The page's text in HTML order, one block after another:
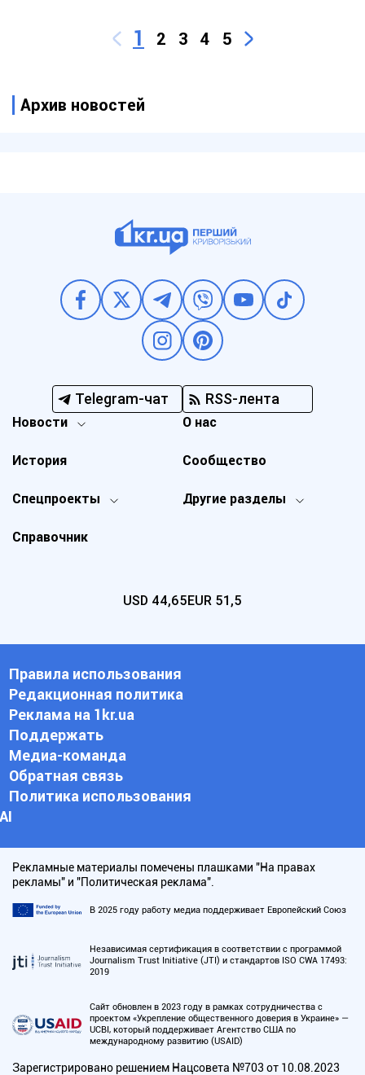
1 2 3 4 5
Архив новостей
Telegram-чат RSS-лента
Новости
Спецпроекты Другие разделы
История
О нас
Справочник
Сообщество
USD 44,65EUR 51,5
Правила использования
Редакционная политика
Реклама на 1kr.ua
Поддержать
Медиа-команда
Обратная связь
Политика использования
АI
Рекламные материалы помечены плашками "На правах
рекламы" и "Политическая реклама".
В 2025 году работу медиа поддерживает Европейский Союз
Независимая сертификация в соответствии с программой
Journalism Trust Initiative (JTI) и стандартов ISO CWA 17493:
2019
Сайт обновлен в 2023 году в рамках сотрудничества с
проектом «Укрепление общественного доверия в Украине» —
UCBI, который поддерживает Агентство США по
международному развитию (USAID)
Зарегистрировано решением Нацсовета №703 от 10.08.2023